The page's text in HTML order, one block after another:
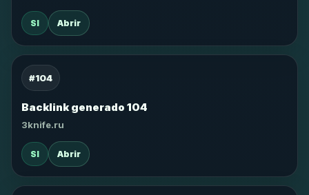
SI Abrir
#104
Backlink generado 104
3knife.ru
SI Abrir